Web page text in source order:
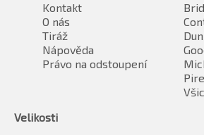
Kontakt
O nás
Tiráž
Nápověda
Právo na odstoupení
Velikosti